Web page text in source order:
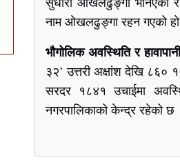
नाम ओखलढुङ्गा रहन गएको
भौगोलिक अवस्थिति र
३२’ उत्तरी अक्षांश देखि ८६०
सरदर १८४१ उचाईमा
नगरपालिकाको केन्द्र रहेको छ